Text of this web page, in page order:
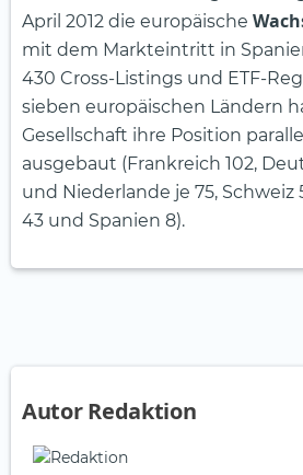
April 2012 die europäische
mit dem Markteintritt in
430 Cross-Listings und ETF-
sieben europäischen Ländern
Gesellschaft ihre Position
ausgebaut (Frankreich 102,
und Niederlande je 75, Schweiz
43 und Spanien 8).
Autor Redaktion